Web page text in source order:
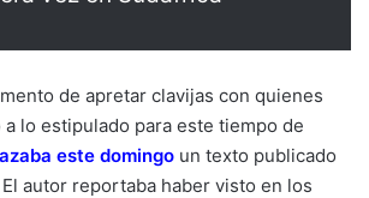
de apretar clavijas con quienes
a lo estipulado para este tiempo de
este domingo un texto publicado
autor reportaba haber visto en los